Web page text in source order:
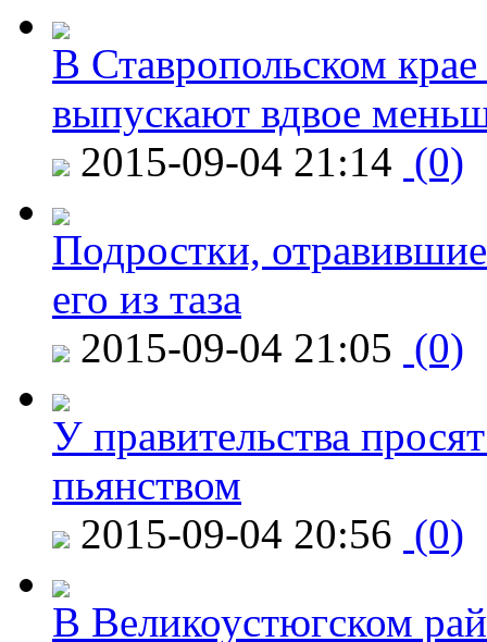
В Ставропольском
выпускают вдвое
2015-09-04 21:14 (0)
Подростки,
его из таза
2015-09-04 21:05 (0)
У правительства
пьянством
2015-09-04 20:56 (0)
В Великоустюгском